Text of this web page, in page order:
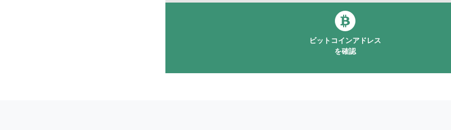
ビットコインアドレス
を確認